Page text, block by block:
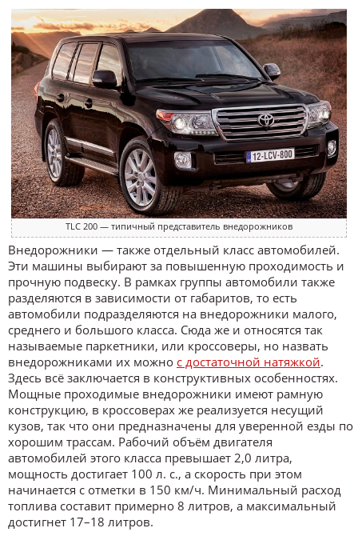
TLC 200 — типичный представитель внедорожников
Внедорожники — также отдельный класс автомобилей.
Эти машины выбирают за повышенную проходимость и
прочную подвеску. В рамках группы автомобили также
разделяются в зависимости от габаритов, то есть
автомобили подразделяются на внедорожники малого,
среднего и большого класса. Сюда же и относятся так
называемые паркетники, или кроссоверы, но назвать
внедорожниками их можно с достаточной натяжкой.
Здесь всё заключается в конструктивных особенностях.
Мощные проходимые внедорожники имеют рамную
конструкцию, в кроссоверах же реализуется несущий
кузов, так что они предназначены для уверенной езды по
хорошим трассам. Рабочий объём двигателя
автомобилей этого класса превышает 2,0 литра,
мощность достигает 100 л. с., а скорость при этом
начинается с отметки в 150 км/ч. Минимальный расход
топлива составит примерно 8 литров, а максимальный
достигнет 17–18 литров.